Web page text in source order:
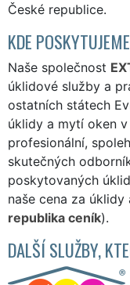
České republice.
KDE
Naše společnost
úklidové služby a
ostatních státech
úklidy a mytí oken
profesionální,
skutečných
poskytovaných
naše cena za
republika ceník).
DALŠÍ SLUŽBY,